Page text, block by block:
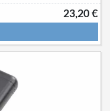
23,20 €